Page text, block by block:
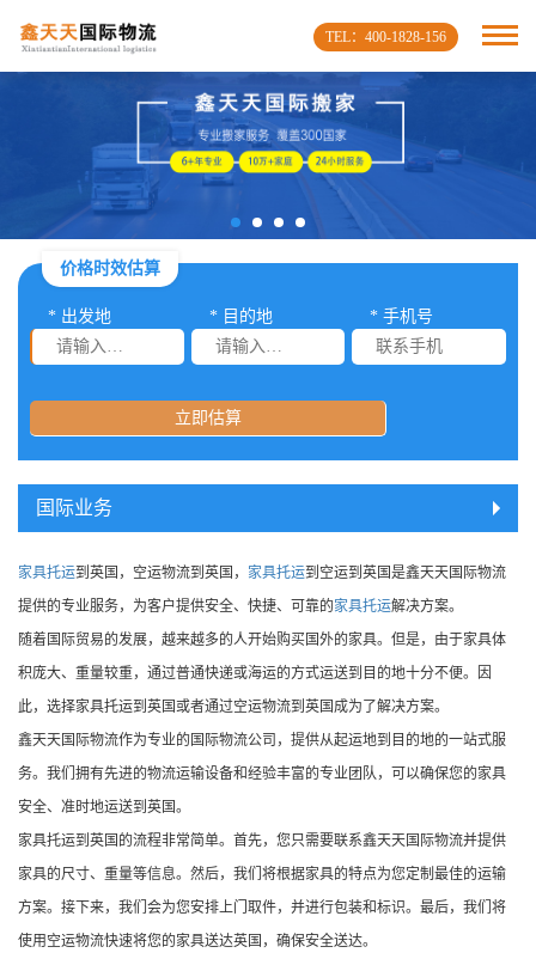
TEL：400-1828-156
价格时效估算
* 出发地 * 目的地 * 手机号
立即估算
国际业务
家具托运到英国，空运物流到英国， 家具托运到空运到英国是鑫天天国际物流
提供的专业服务，为客户提供安全、快捷、可靠的家具托运解决方案。
随着国际贸易的发展，越来越多的人开始购买国外的家具。但是，由于家具体
积庞大、重量较重，通过普通快递或海运的方式运送到目的地十分不便。因
此，选择家具托运到英国或者通过空运物流到英国成为了解决方案。
鑫天天国际物流作为专业的国际物流公司，提供从起运地到目的地的一站式服
务。我们拥有先进的物流运输设备和经验丰富的专业团队，可以确保您的家具
安全、准时地运送到英国。
家具托运到英国的流程非常简单。首先，您只需要联系鑫天天国际物流并提供
家具的尺寸、重量等信息。然后，我们将根据家具的特点为您定制最佳的运输
方案。接下来，我们会为您安排上门取件，并进行包装和标识。最后，我们将
使用空运物流快速将您的家具送达英国，确保安全送达。